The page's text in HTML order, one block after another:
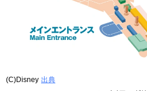
(C)Disney 出典